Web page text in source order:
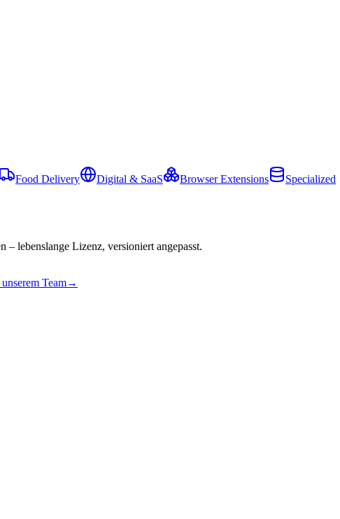
Food Delivery Digital & SaaS Browser Extensions Specialized
lebenslange Lizenz, versioniert angepasst.
Team→